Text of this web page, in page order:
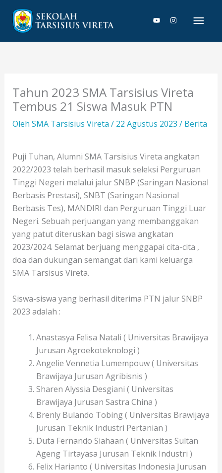
konten
Tahun 2023 SMA Tarsisius Vireta
Tembus 21 Siswa Masuk PTN
Oleh SMA Tarsisius Vireta / 22 Agustus 2023 / Berita
Puji Tuhan, Alumni SMA Tarsisius Vireta angkatan
2022/2023 telah berhasil masuk seleksi Perguruan
Tinggi Negeri melalui jalur SNBP (Saringan Nasional
Berbasis Prestasi), SNBT (Saringan Nasional
Berbasis Tes), MANDIRI dan Perguruan Tinggi Luar
Negeri. Sebuah perjuangan yang membanggakan
yang patut diteruskan bagi siswa angkatan
2023/2024. Selamat berjuang menggapai cita-cita ,
doa dan dukungan semangat dari kami keluarga
SMA Tarsisus Vireta.
Siswa-siswa yang berhasil diterima PTN jalur SNBP
2023 adalah :
Anastasya Felisa Natali ( Universitas Brawijaya
Jurusan Agroekoteknologi )
Angelie Vennetia Lumempouw ( Universitas
Brawijaya Jurusan Agribisnis )
Sharen Alyssia Desgiani ( Universitas
Brawijaya Jurusan Sastra China )
Brenly Bulando Tobing ( Universitas Brawijaya
Jurusan Teknik Industri Pertanian )
Duta Fernando Siahaan ( Universitas Sultan
Ageng Tirtayasa Jurusan Teknik Industri )
Felix Harianto ( Universitas Indonesia Jurusan